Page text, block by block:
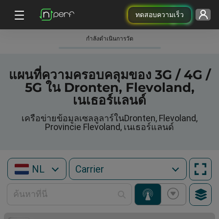
ทดสอบความเร็ว
กําลังดําเนินการวัด
แผนที่ความครอบคลุมของ 3G / 4G /
5G ใน Dronten, Flevoland,
เนเธอร์แลนด์
เครือข่ายข้อมูลเซลลูลาร์ในDronten, Flevoland,
Provincie Flevoland, เนเธอร์แลนด์
NL